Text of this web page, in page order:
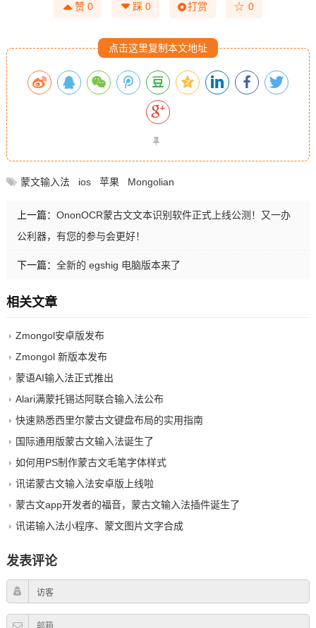
赞 0 踩 0 打赏 ☆ 0
点击这里复制本文地址
蒙文输入法 ios 苹果 Mongolian
上一篇： OnonOCR蒙古文文本识别软件正式上线公测！又一办
公利器，有您的参与会更好！
下一篇： 全新的 egshig 电脑版本来了
相关文章
Zmongol安卓版发布
Zmongol 新版本发布
蒙语AI输入法正式推出
Alari满蒙托锡达阿联合输入法公布
快速熟悉西里尔蒙古文键盘布局的实用指南
国际通用版蒙古文输入法诞生了
如何用PS制作蒙古文毛笔字体样式
讯诺蒙古文输入法安卓版上线啦
蒙古文app开发者的福音，蒙古文输入法插件诞生了
讯诺输入法小程序、蒙文图片文字合成
发表评论